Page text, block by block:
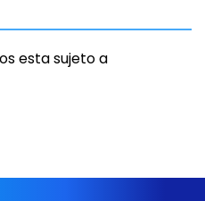
esta sujeto a